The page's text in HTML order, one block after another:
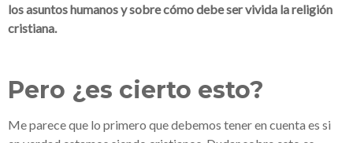
los asuntos humanos y sobre cómo debe ser vivida la religión
cristiana.
Pero ¿es cierto esto?
Me parece que lo primero que debemos tener en cuenta es si